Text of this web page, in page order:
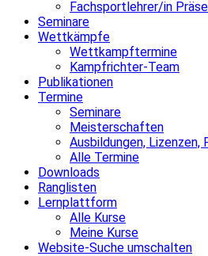
Fachsportlehrer/in
Seminare
Wettkämpfe
Wettkampftermine
Kampfrichter-Team
Publikationen
Termine
Seminare
Meisterschaften
Ausbildungen, Lizenzen,
Alle Termine
Downloads
Ranglisten
Lernplattform
Alle Kurse
Meine Kurse
Website-Suche umschalten